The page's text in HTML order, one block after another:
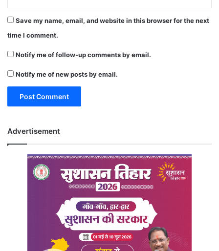
Save my name, email, and website in this browser for the next
time I comment.
Notify me of follow-up comments by email.
Notify me of new posts by email.
Advertisement